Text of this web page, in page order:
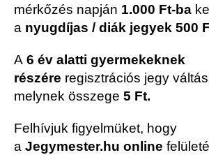
mérkőzés napján 1.000 Ft-ba
a nyugdíjas / diák jegyek 500
A 6 év alatti gyermekeknek
részére regisztrációs jegy
melynek összege 5 Ft.
Felhívjuk figyelmüket, hogy
a Jegymester.hu online